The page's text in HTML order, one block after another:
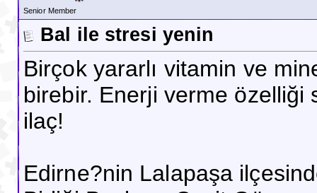
Senior Member
Bal ile stresi yenin
Birçok yararlı vitamin ve
birebir. Enerji verme özelliği
ilaç!
Edirne?nin Lalapaşa